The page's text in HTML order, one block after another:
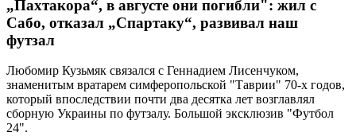
„Пахтакора“, в августе они погибли": жил с
Сабо, отказал „Спартаку“, развивал наш
футзал
Любомир Кузьмяк связался с Геннадием Лисенчуком,
знаменитым вратарем симферопольской "Таврии" 70-х годов,
который впоследствии почти два десятка лет возглавлял
сборную Украины по футзалу. Большой эксклюзив "Футбол
24".